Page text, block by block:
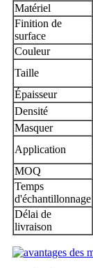
Matériel
Finition de
surface
Couleur
Taille
Épaisseur
Densité
Masquer
Application
MOQ
Temps
d'échantillonnage
Délai de
livraison